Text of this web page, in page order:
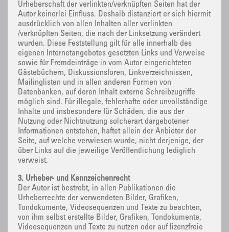
Urheberschaft der verlinkten/verknüpften Seiten hat der
Autor keinerlei Einfluss. Deshalb distanziert er sich hiermit
ausdrücklich von allen Inhalten aller verlinkten
/verknüpften Seiten, die nach der Linksetzung verändert
wurden. Diese Feststellung gilt für alle innerhalb des
eigenen Internetangebotes gesetzten Links und Verweise
sowie für Fremdeinträge in vom Autor eingerichteten
Gästebüchern, Diskussionsforen, Linkverzeichnissen,
Mailinglisten und in allen anderen Formen von
Datenbanken, auf deren Inhalt externe Schreibzugriffe
möglich sind. Für illegale, fehlerhafte oder unvollständige
Inhalte und insbesondere für Schäden, die aus der
Nutzung oder Nichtnutzung solcherart dargebotener
Informationen entstehen, haftet allein der Anbieter der
Seite, auf welche verwiesen wurde, nicht derjenige, der
über Links auf die jeweilige Veröffentlichung lediglich
verweist.
3. Urheber- und Kennzeichenrecht
Der Autor ist bestrebt, in allen Publikationen die
Urheberrechte der verwendeten Bilder, Grafiken,
Tondokumente, Videosequenzen und Texte zu beachten,
von ihm selbst erstellte Bilder, Grafiken, Tondokumente,
Videosequenzen und Texte zu nutzen oder auf lizenzfreie